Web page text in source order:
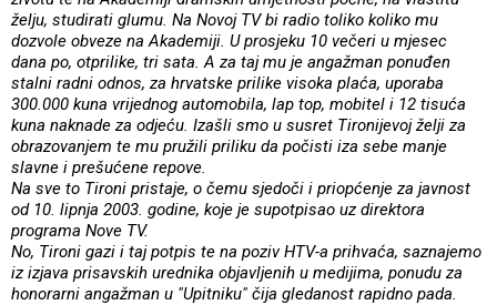
želju, studirati glumu. Na Novoj TV bi radio toliko koliko mu
dozvole obveze na Akademiji. U prosjeku 10 večeri u mjesec
dana po, otprilike, tri sata. A za taj mu je angažman ponuđen
stalni radni odnos, za hrvatske prilike visoka plaća, uporaba
300.000 kuna vrijednog automobila, lap top, mobitel i 12 tisuća
kuna naknade za odjeću. Izašli smo u susret Tironijevoj želji za
obrazovanjem te mu pružili priliku da počisti iza sebe manje
slavne i prešućene repove.
Na sve to Tironi pristaje, o čemu sjedoči i priopćenje za javnost
od 10. lipnja 2003. godine, koje je supotpisao uz direktora
programa Nove TV.
No, Tironi gazi i taj potpis te na poziv HTV-a prihvaća, saznajemo
iz izjava prisavskih urednika objavljenih u medijima, ponudu za
honorarni angažman u "Upitniku" čija gledanost rapidno pada.